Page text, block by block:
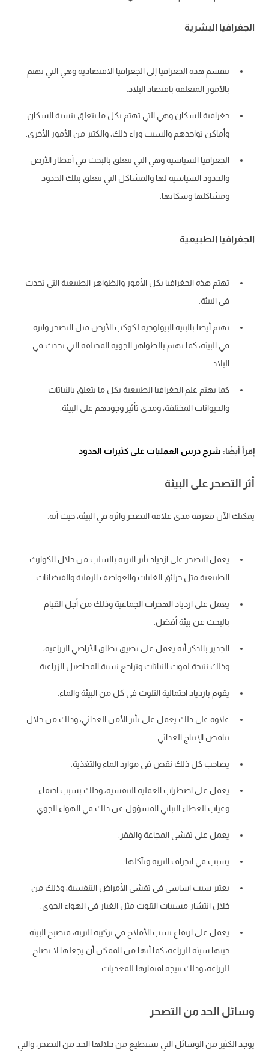
الجغرافيا البشرية
تنقسم هذه الجغرافيا إلى الجغرافيا الاقتصادية وهي التي تهتم
بالأمور المتعلقة باقتصاد البلاد.
جغرافية السكان وهي التي تهتم بكل ما يتعلق بنسبة السكان
وأماكن تواجدهم والسبب وراء ذلك، والكثير من الأمور الأخرى.
الجغرافيا السياسية وهي التي تتعلق بالبحث في أقطار الأرض
والحدود السياسية لها والمشاكل التي تتعلق بتلك الحدود
ومشاكلها وسكانها.
الجغرافيا الطبيعية
تهتم هذه الجغرافيا بكل الأمور والظواهر الطبيعية التي تحدث
في البيئة.
تهتم أيضا بالبنية البيولوجية لكوكب الأرض مثل التصحر واثره
في البيئه، كما تهتم بالظواهر الجوية المختلفة التي تحدث في
البلاد.
كما يهتم علم الجغرافيا الطبيعية بكل ما يتعلق بالنباتات
والحيوانات المختلفة، ومدى تأثير وجودهم على البيئة.
إقرأ أيضًا: شرح درس العمليات على كثيرات الحدود
أثر التصحر على البيئة
يمكنك الآن معرفة مدى علاقة التصحر واثره في البيئه، حيث أنه:
يعمل التصحر على ازدياد تأثر التربة بالسلب من خلال الكوارث
الطبيعية مثل حرائق الغابات والعواصف الرملية والفيضانات.
يعمل على ازدياد الهجرات الجماعية وذلك من أجل القيام
بالبحث عن بيئة أفضل.
الجدير بالذكر أنه يعمل على تضيق نطاق الأراضي الزراعية،
وذلك نتيجة لموت النباتات وتراجع نسبة المحاصيل الزراعية.
يقوم بازدياد احتمالية التلوث في كل من البيئة والماء.
علاوة على ذلك يعمل على تأثر الأمن الغذائي، وذلك من خلال
تناقص الإنتاج الغذائي.
يصاحب كل ذلك نقص في موارد الماء والتغذية.
يعمل على اضطراب العملية التنفسية، وذلك بسبب اختفاء
وغياب الغطاء النباتي المسؤول عن ذلك في الهواء الجوي.
يعمل على تفشي المجاعة والفقر.
يسبب في انجراف التربة وتآكلها.
يعتبر سبب اساسي في تفشي الأمراض التنفسية، وذلك من
خلال انتشار مسببات التلوث مثل الغبار في الهواء الجوي.
يعمل على ارتفاع نسب الأملاح في تركيبة التربة، فتصبح البيئة
حينها سيئة للزراعة، كما أنها من الممكن أن يجعلها لا تصلح
للزراعة، وذلك نتيجة افتقارها للمغذيات.
وسائل الحد من التصحر
يوجد الكثير من الوسائل التي تستطيع من خلالها الحد من التصحر، والتي